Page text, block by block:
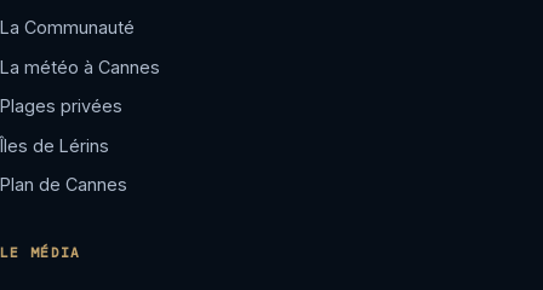
La Communauté
La météo à Cannes
Plages privées
Îles de Lérins
Plan de Cannes
LE MÉDIA